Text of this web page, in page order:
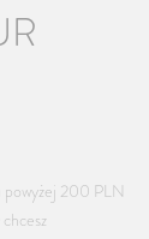
powyżej 200 PLN